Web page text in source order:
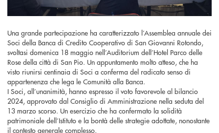
Una grande partecipazione ha caratterizzato l’Assemblea annuale dei
Soci della Banca di Credito Cooperativo di San Giovanni Rotondo,
svoltasi domenica 18 maggio nell’Auditorium dell’Hotel Parco delle
Rose della città di San Pio. Un appuntamento molto atteso, che ha
visto riunirsi centinaia di Soci a conferma del radicato senso di
appartenenza che lega le Comunità alla Banca.
I Soci, all’unanimità, hanno espresso il voto favorevole al bilancio
2024, approvato dal Consiglio di Amministrazione nella seduta del
13 marzo scorso. Un esercizio che ha confermato la solidità
patrimoniale dell’Istituto e la bontà delle strategie adottate, nonostante
il contesto generale complesso.